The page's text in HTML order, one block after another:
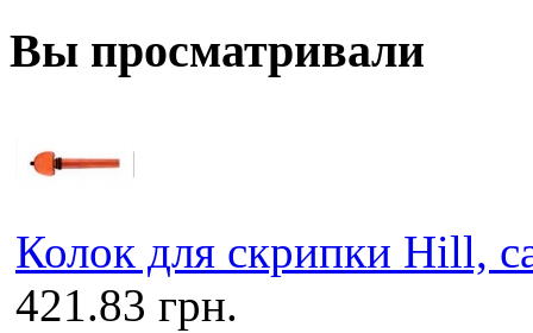
Вы просматривали
Колок для скрипки Hill,
421.83 грн.